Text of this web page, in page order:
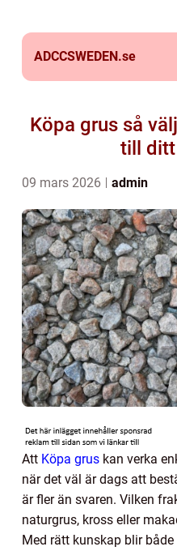
ADCCSWEDEN.se
Köpa grus så
till
09 mars 2026 admin
Att Köpa grus kan verka
när det väl är dags att
är fler än svaren. Vilken
naturgrus, kross eller
Med rätt kunskap blir